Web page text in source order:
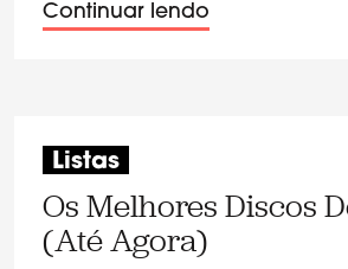
Continuar lendo
Listas
Os Melhores Discos
(Até Agora)